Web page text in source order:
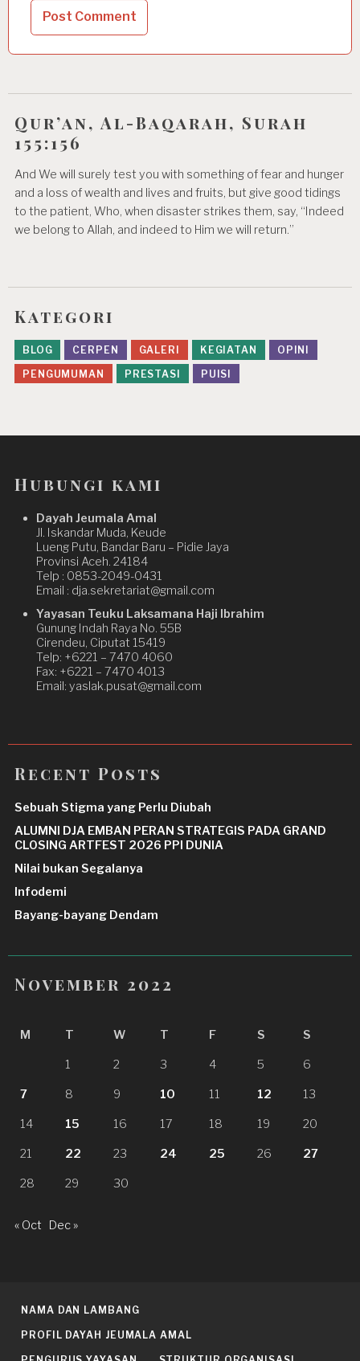
Qur’an, Al-Baqarah, Surah
155:156
And We will surely test you with something of fear and hunger
and a loss of wealth and lives and fruits, but give good tidings
to the patient, Who, when disaster strikes them, say, “Indeed
we belong to Allah, and indeed to Him we will return.”
Kategori
BLOG CERPEN GALERI KEGIATAN
OPINI
PENGUMUMAN
PRESTASI PUISI
Hubungi kami
Dayah Jeumala Amal
Jl. Iskandar Muda, Keude
Lueng Putu, Bandar Baru – Pidie Jaya
Provinsi Aceh. 24184
Telp : 0853-2049-0431
Email : dja.sekretariat@gmail.com
Yayasan Teuku Laksamana Haji Ibrahim
Gunung Indah Raya No. 55B
Cirendeu, Ciputat 15419
Telp: +6221 – 7470 4060
Fax: +6221 – 7470 4013
Email: yaslak.pusat@gmail.com
Recent Posts
Sebuah Stigma yang Perlu Diubah
ALUMNI DJA EMBAN PERAN STRATEGIS PADA GRAND
CLOSING ARTFEST 2026 PPI DUNIA
Nilai bukan Segalanya
Infodemi
Bayang-bayang Dendam
November 2022
M T W T F S S
1 2 3 4 5 6
7 8 9 10 11 12 13
14 15 16 17 18 19 20
21 22 23 24 25 26 27
28 29 30
« Oct Dec »
NAMA DAN LAMBANG
PROFIL DAYAH JEUMALA AMAL